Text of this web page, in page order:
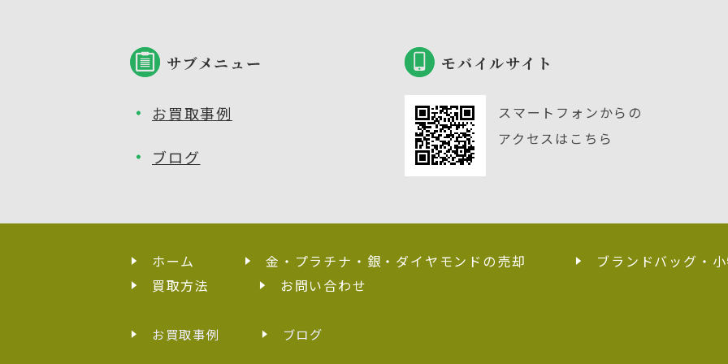
サブメニュー
お買取事例
ブログ
モバイルサイト
スマートフォンからの
アクセスはこちら
ホーム 金・プラチナ・銀・ダイヤモンドの売却
ブランドバッグ・
買取方法
お問い合わせ
お買取事例 ブログ